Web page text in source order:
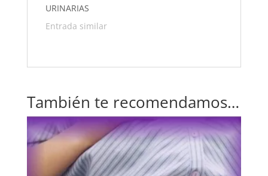
URINARIAS
Entrada similar
También te recomendamos…